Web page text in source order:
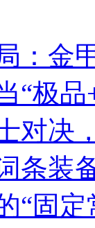
：金
“极
对决
条装
“固